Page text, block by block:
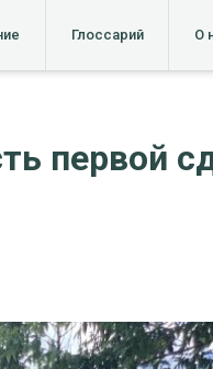
Глоссарий О
первой